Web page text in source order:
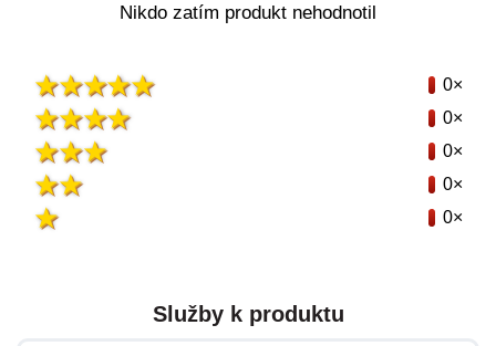
Nikdo zatím produkt nehodnotil
0×
0×
0×
0×
0×
Služby k produktu